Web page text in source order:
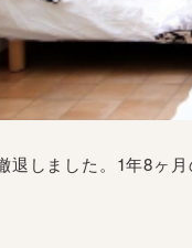
しました。1年8ヶ月